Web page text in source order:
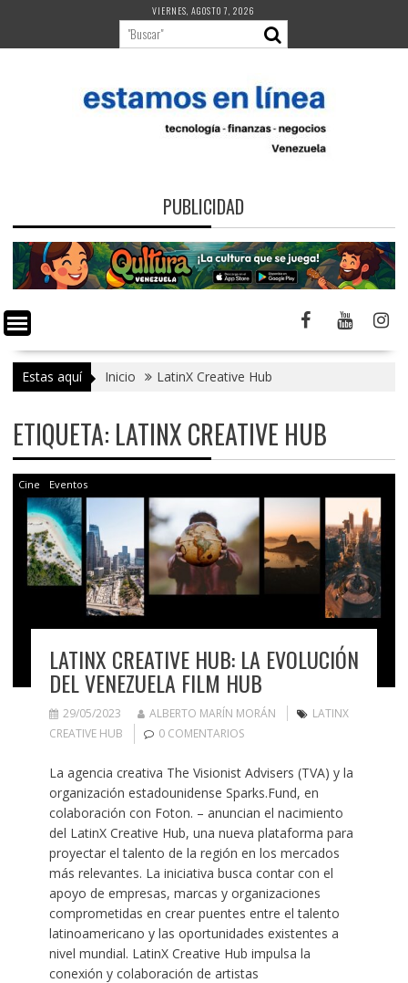
contenido
VIERNES, AGOSTO 7, 2026
PUBLICIDAD
Estas aquí Inicio LatinX Creative Hub
ETIQUETA: LATINX CREATIVE HUB
Cine Eventos
LATINX CREATIVE HUB: LA EVOLUCIÓN
DEL VENEZUELA FILM HUB
29/05/2023 ALBERTO MARÍN MORÁN
LATINX
CREATIVE HUB
0 COMENTARIOS
La agencia creativa The Visionist Advisers (TVA) y la
organización estadounidense Sparks.Fund, en
colaboración con Foton. – anuncian el nacimiento
del LatinX Creative Hub, una nueva plataforma para
proyectar el talento de la región en los mercados
más relevantes. La iniciativa busca contar con el
apoyo de empresas, marcas y organizaciones
comprometidas en crear puentes entre el talento
latinoamericano y las oportunidades existentes a
nivel mundial. LatinX Creative Hub impulsa la
conexión y colaboración de artistas